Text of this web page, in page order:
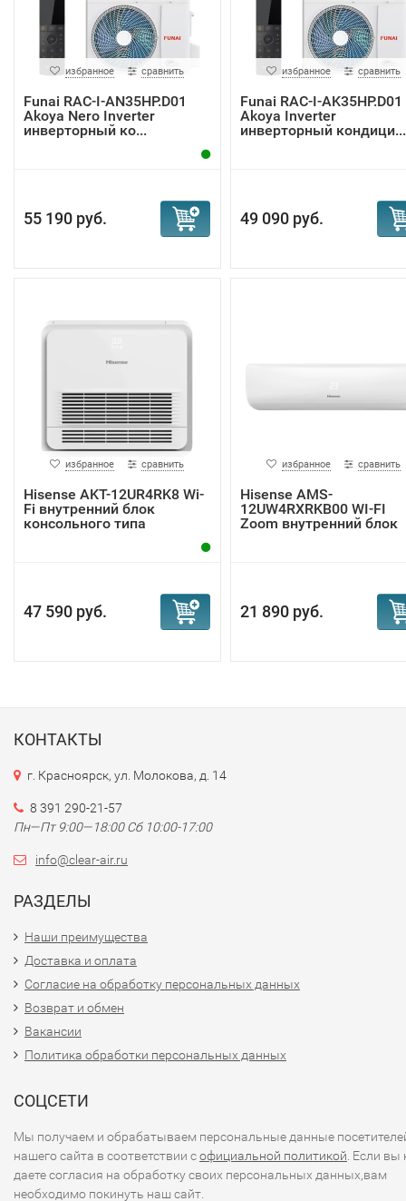
избранное сравнить
Funai RAC-I-AN35HP.D01
Akoya Nero Inverter
инверторный ко...
55 190 руб.
избранное сравнить
Funai RAC-I-AK35HP.D01
Akoya Inverter
инверторный кондици...
49 090 руб.
избранное сравнить
Hisense AKT-12UR4RK8 Wi-
Fi внутренний блок
консольного типа
47 590 руб.
избранное сравнить
Hisense AMS-
12UW4RXRKB00 WI-FI
Zoom внутренний блок
21 890 руб.
КОНТАКТЫ
г. Красноярск, ул. Молокова, д. 14
8 391 290-21-57
Пн—Пт 9:00—18:00 Сб 10:00-17:00
info@clear-air.ru
РАЗДЕЛЫ
Наши преимущества
Доставка и оплата
Согласие на обработку персональных данных
Возврат и обмен
Вакансии
Политика обработки персональных данных
СОЦСЕТИ
Мы получаем и обрабатываем персональные данные
нашего сайта в соответствии софициальной политикой . Если вы
даете согласия на обработку своих персональных данных,вам
необходимо покинуть наш сайт.